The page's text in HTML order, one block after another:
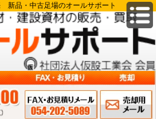
新品・中古足場のオールサポート